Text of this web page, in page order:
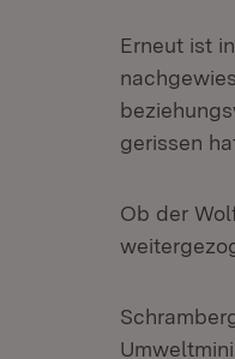
Erneut ist
gerissen
Ob der